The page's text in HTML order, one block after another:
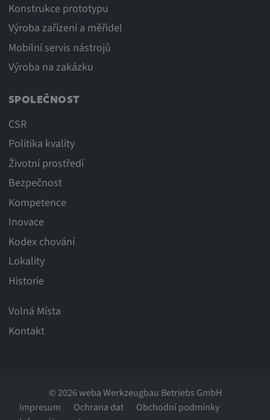
Konstrukce prototypu
Výroba zařízení a měřidel
Mobilní servis nástrojů
Výroba na zakázku
SPOLEČNOST
CSR
Politika kvality
Životní prostředí
Bezpečnost
Kompetence
Inovace
Kodex chování
Lokality
Historie
Volná Místa
Kontakt
© 2026 weba Werkzeugbau Betriebs GmbH
Impresum
Ochrana dat
Obchodní podmínky